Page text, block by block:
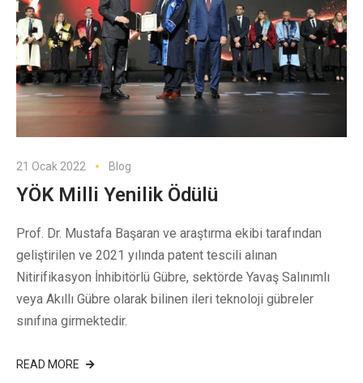
21 Ocak 2022 Blog
YÖK Milli Yenilik Ödülü
Prof. Dr. Mustafa Başaran ve araştırma ekibi tarafından
geliştirilen ve 2021 yılında patent tescili alınan
Nitirifikasyon İnhibitörlü Gübre, sektörde Yavaş Salınımlı
veya Akıllı Gübre olarak bilinen ileri teknoloji gübreler
sınıfına girmektedir.
READ MORE